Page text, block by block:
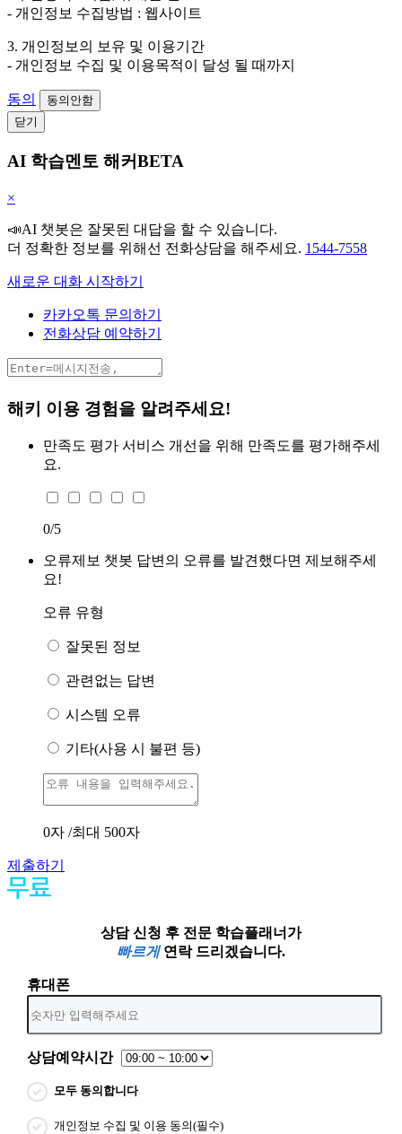
- 개인정보 수집방법 : 웹사이트
3. 개인정보의 보유 및 이용기간
- 개인정보 수집 및 이용목적이 달성 될 때까지
동의
동의안함
닫기
AI 학습멘토 해커BETA
×
📣AI 챗봇은 잘못된 대답을 할 수 있습니다.
더 정확한 정보를 위해선 전화상담을 해주세요. 1544-7558
새로운 대화 시작하기
카카오톡 문의하기
전화상담 예약하기
해키 이용 경험을 알려주세요!
만족도 평가 서비스 개선을 위해 만족도를 평가해주세
요.
0/5
오류제보 챗봇 답변의 오류를 발견했다면 제보해주세
요!
오류 유형
잘못된 정보
관련없는 답변
시스템 오류
기타(사용 시 불편 등)
0자 /최대 500자
제출하기
상담 신청 후 전문 학습플래너가
빠르게연락 드리겠습니다.
휴대폰
상담예약시간
모두 동의합니다
개인정보 수집 및 이용 동의(필수)